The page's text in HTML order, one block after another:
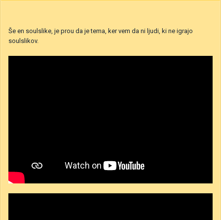
Še en soulslike, je prou da je tema, ker vem da ni ljudi, ki ne igrajo
soulslikov.